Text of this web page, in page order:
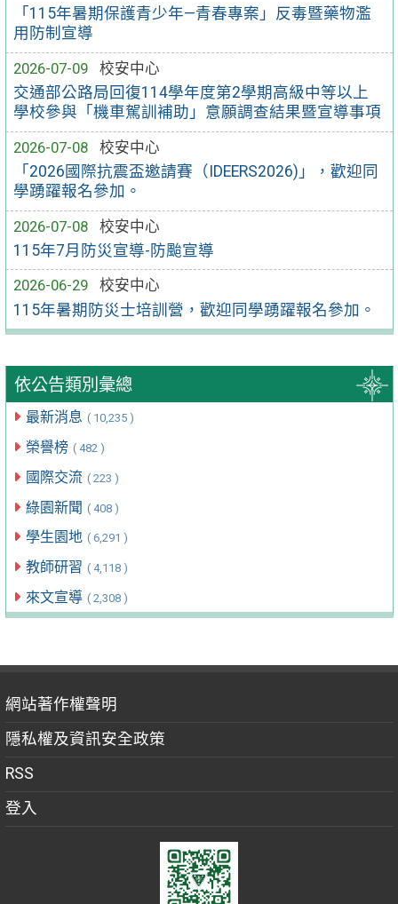
「115年暑期保護青少年—青春專案」反毒暨藥物濫
用防制宣導
2026-07-09
校安中心
交通部公路局回復114學年度第2學期高級中等以上
學校參與「機車駕訓補助」意願調查結果暨宣導事項
2026-07-08
校安中心
「2026國際抗震盃邀請賽（IDEERS2026)」，歡迎同
學踴躍報名參加。
2026-07-08
校安中心
115年7月防災宣導-防颱宣導
2026-06-29
校安中心
115年暑期防災士培訓營，歡迎同學踴躍報名參加。
依公告類別彙總
最新消息 ( 10,235 )
榮譽榜 ( 482 )
國際交流 ( 223 )
綠園新聞 ( 408 )
學生園地 ( 6,291 )
教師研習 ( 4,118 )
來文宣導 ( 2,308 )
網站著作權聲明
隱私權及資訊安全政策
RSS
登入